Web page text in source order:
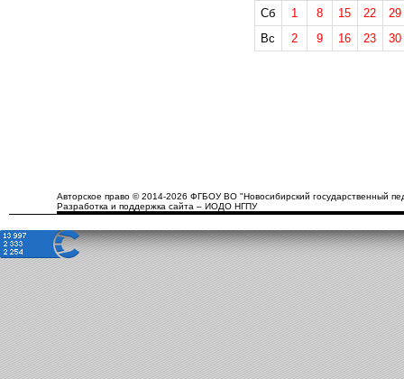
Сб
1 8 15 22
29
Вс
2 9 16 23 30
Авторское право © 2014-2026 ФГБОУ ВО "Новосибирский государственный
Разработка и поддержка сайта – ИОДО НГПУ